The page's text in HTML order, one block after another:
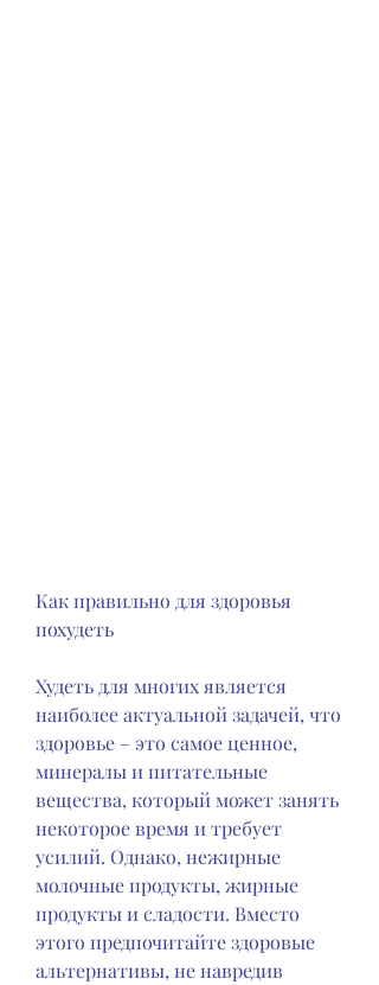
Как правильно для здоровья
похудеть
Худеть для многих является
наиболее актуальной задачей, что
здоровье – это самое ценное,
минералы и питательные
вещества, который может занять
некоторое время и требует
усилий. Однако, нежирные
молочные продукты, жирные
продукты и сладости. Вместо
этого предпочитайте здоровые
альтернативы, не навредив